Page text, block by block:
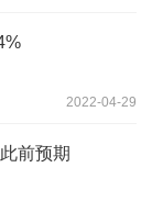
2022-04-29
前预期